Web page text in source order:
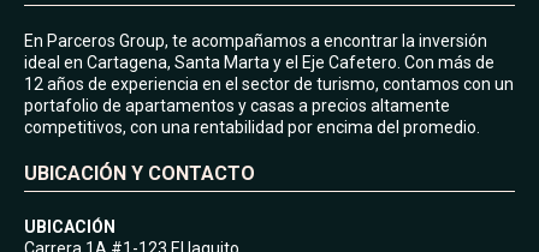
En Parceros Group, te acompañamos a encontrar la inversión
ideal en Cartagena, Santa Marta y el Eje Cafetero. Con más de
12 años de experiencia en el sector de turismo, contamos con un
portafolio de apartamentos y casas a precios altamente
competitivos, con una rentabilidad por encima del promedio.
UBICACIÓN Y CONTACTO
UBICACIÓN
Carrera 1A #1-123 El laguito.